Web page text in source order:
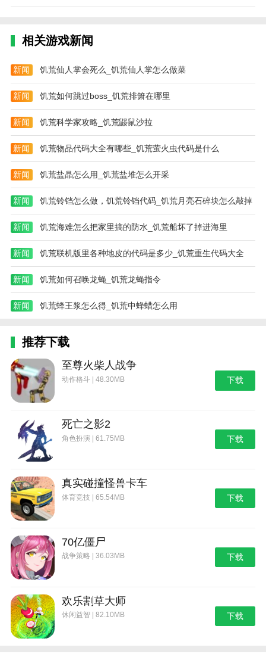
和挑战。在这里，你可以自由探索和发现隐藏的宝藏和
你需要仔细搜寻和收集；
3。除了探索地下城，你还可以在游戏中找到其他有趣
的地方和任务。这些遗址可能包括遗迹、废弃建筑等。
每个站点都有其独特的特点和挑战。完成这些任务和挑
战将带来丰富的奖励和经验，并提高您的能力和装备；
4。这种设计增加了游戏的挑战性和趣味性，使您无法
依靠过去的经验来处理情况，您需要不断寻找新的策略
和解决方案。
游戏性
1。每个房间都藏着一些珍宝和秘密。如果玩家不仔细
观察和搜索，很难发现它们的存在。这给游戏增加了一
些挑战和乐趣。你需要耐心地探索每个房间，寻找隐藏
的东西。
2。恶魔的存在也显而易见。它们的身体是鲜红色的，
非常显眼，一出现就可以被玩家直接淘汰。这使得玩家
需担心被他们攻击；
3。球员要时刻注意自身情况，做好随时应对各种危险
的准备。如果失败，玩家可以选择重新开始，继续挑
战；
时响应。玩家可以流畅地玩游戏，而不用担心延迟或堵
塞。这使得玩家能够更加专注和投入到游戏世界中，享
受更加真实和刺激的游戏体验。
游戏评测
生存边缘3在地图设计上提供了一定的随机性，这使得
每一款游戏都充满了新的挑战和探索。你需要重新搜索
地牢独特的风格和深度增加了游戏的趣味性和挑战性，
并为您提供了更多自由探索的机会。快来挑战自己，在
这个未知的世界里发现你的潜力吧！
相关游戏新闻
新闻 饥荒仙人掌会死么_饥荒仙人掌怎么做菜
新闻 饥荒如何跳过boss_饥荒排箫在哪里
新闻 饥荒科学家攻略_饥荒鼹鼠沙拉
新闻 饥荒物品代码大全有哪些_饥荒萤火虫代码是什么
新闻 饥荒盐晶怎么用_饥荒盐堆怎么开采
新闻 饥荒铃铛怎么做，饥荒铃铛代码_饥荒月亮石碎块怎么敲掉
新闻 饥荒海难怎么把家里搞的防水_饥荒船坏了掉进海里
新闻 饥荒联机版里各种地皮的代码是多少_饥荒重生代码大全
新闻 饥荒如何召唤龙蝇_饥荒龙蝇指令
新闻 饥荒蜂王浆怎么得_饥荒中蜂蜡怎么用
推荐下载
至尊火柴人战争
动作格斗 | 48.30MB 下载
死亡之影2
角色扮演 | 61.75MB 下载
真实碰撞怪兽卡车
体育竞技 | 65.54MB 下载
70亿僵尸
战争策略 | 36.03MB 下载
欢乐割草大师
休闲益智 | 82.10MB 下载